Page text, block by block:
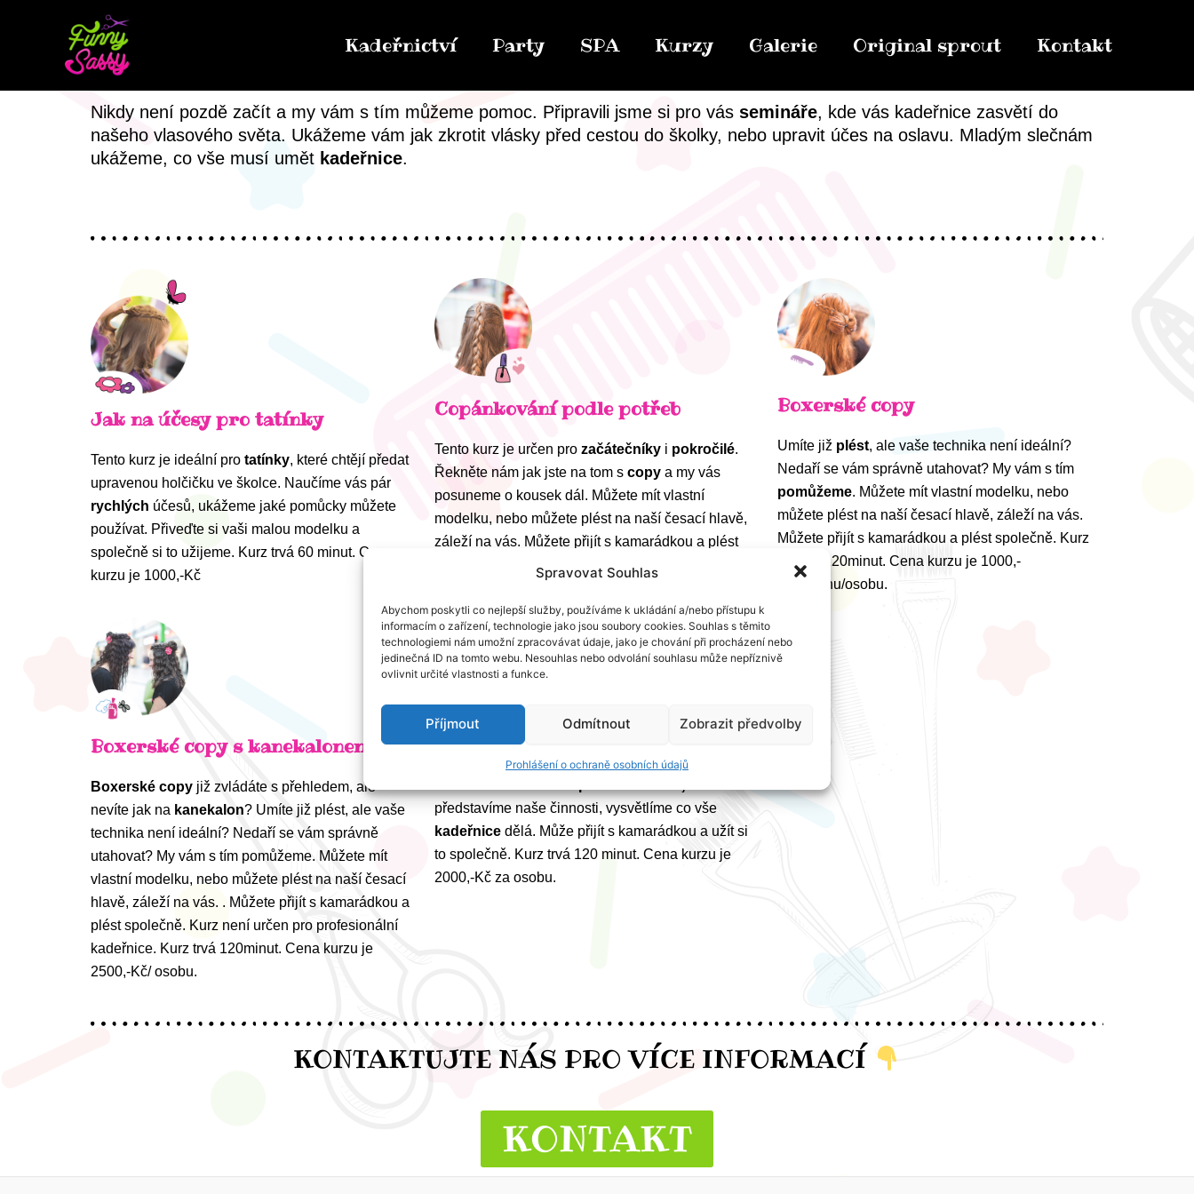
Spravovat Souhlas
Abychom poskytli co nejlepší služby, používáme k ukládání a/nebo přístupu k
informacím o zařízení, technologie jako jsou soubory cookies. Souhlas s těmito
technologiemi nám umožní zpracovávat údaje, jako je chování při procházení nebo
jedinečná ID na tomto webu. Nesouhlas nebo odvolání souhlasu může nepříznivě
ovlivnit určité vlastnosti a funkce.
Příjmout Odmítnout Zobrazit předvolby
Prohlášení o ochraně osobních údajů
Kadeřnictví Party SPA Kurzy Galerie Original sprout Kontakt
Nikdy není pozdě začít a my vám s tím můžeme pomoc. Připravili jsme si pro vás semináře, kde vás kadeřnice zasvětí do
našeho vlasového světa. Ukážeme vám jak zkrotit vlásky před cestou do školky, nebo upravit účes na oslavu. Mladým slečnám
ukážeme, co vše musí umět kadeřnice.
Jak na účesy pro tatínky
Tento kurz je ideální pro tatínky, které chtějí předat
upravenou holčičku ve školce. Naučíme vás pár
rychlých účesů, ukážeme jaké pomůcky můžete
používat. Přiveďte si vaši malou modelku a
společně si to užijeme. Kurz trvá 60 minut. Cena
kurzu je 1000,-Kč
Copánkování podle potřeb
Tento kurz je určen pro začátečníkyi pokročilé.
Řekněte nám jak jste na tom s copya my vás
posuneme o kousek dál. Můžete mít vlastní
modelku, nebo můžete plést na naší česací hlavě,
záleží na vás. Můžete přijít s kamarádkou a plést
společně. Kurz trvá 60/120 minut. Cena kurzu je
Boxerské copy
Umíte již plést, ale vaše technika není ideální?
Nedaří se vám správně utahovat? My vám s tím
pomůžeme. Můžete mít vlastní modelku, nebo
můžete plést na naší česací hlavě, záleží na vás.
Můžete přijít s kamarádkou a plést společně. Kurz
trvá 60/120minut. Cena kurzu je 1000,-
Kč/hodinu/osobu.
Boxerské copy s kanekalonem
Boxerské copy již zvládáte s přehledem, ale
nevíte jak na kanekalon? Umíte již plést, ale vaše
technika není ideální? Nedaří se vám správně
utahovat? My vám s tím pomůžeme. Můžete mít
vlastní modelku, nebo můžete plést na naší česací
hlavě, záleží na vás. . Můžete přijít s kamarádkou a
plést společně. Kurz není určen pro profesionální
kadeřnice. Kurz trvá 120minut. Cena kurzu je
2500,-Kč/ osobu.
Budu kadeřnicí
představíme naše činnosti, vysvětlíme co vše
kadeřnicedělá. Může přijít s kamarádkou a užít si
to společně. Kurz trvá 120 minut. Cena kurzu je
2000,-Kč za osobu.
KONTAKTUJTE NÁS PRO VÍCE INFORMACÍ
KONTAKT